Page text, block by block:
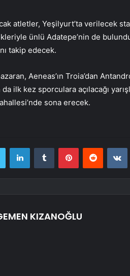
atletler, Yeşilyurt’ta verilecek
ünlü Adatepe’nin de
takip edecek.
Aeneas’ın Troia’dan
ilk kez sporculara açılacağı
sona erecek.
Twitter LinkedInTumblr PinterestReddit
KIZANOĞLU